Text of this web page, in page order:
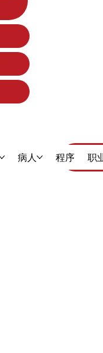
病人 程序 职